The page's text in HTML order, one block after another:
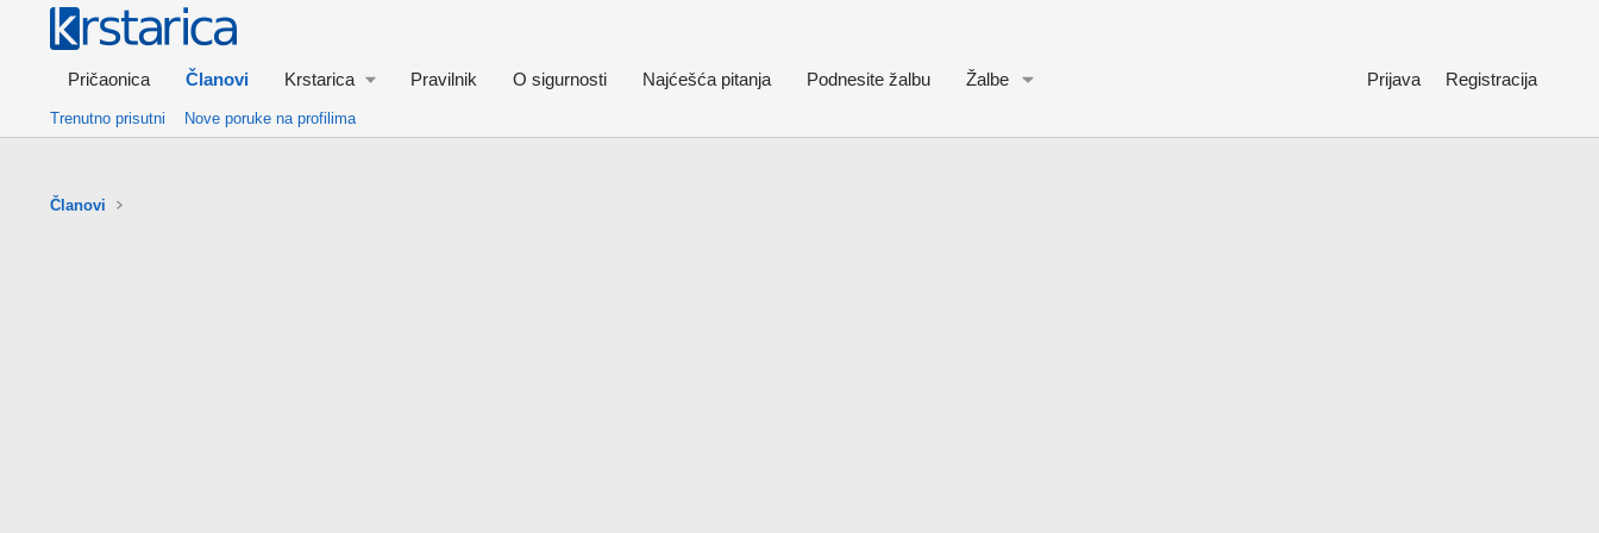
Pričaonica Članovi Krstarica Pravilnik O sigurnosti Najćešća pitanja Podnesite žalbu Žalbe Prijava Registracija
Trenutno prisutni Nove poruke na profilima
Članovi